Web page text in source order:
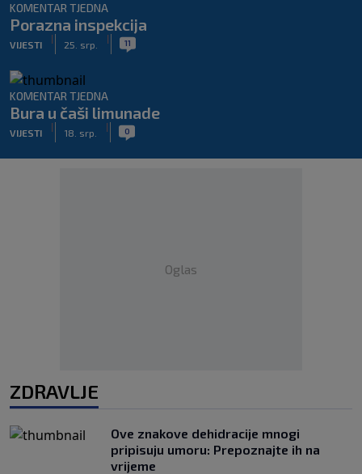
KOMENTAR TJEDNA
Porazna inspekcija
VIJESTI
|
25. srp.
| 11
KOMENTAR TJEDNA
Bura u čaši limunade
VIJESTI
|
18. srp.
| 0
Oglas
ZDRAVLJE
Ove znakove dehidracije mnogi
pripisuju umoru: Prepoznajte ih na
vrijeme